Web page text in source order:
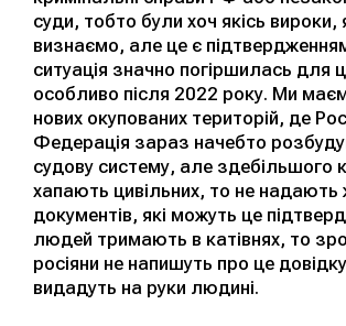
суди, тобто були хоч якісь вироки,
визнаємо, але це є
ситуація значно погіршилась для
особливо після 2022 року. Ми
нових окупованих територій, де
Федерація зараз начебто
судову систему, але здебільшого
хапають цивільних, то не надають
документів, які можуть це
людей тримають в катівнях, то
росіяни не напишуть про це довідку
видадуть на руки людині.